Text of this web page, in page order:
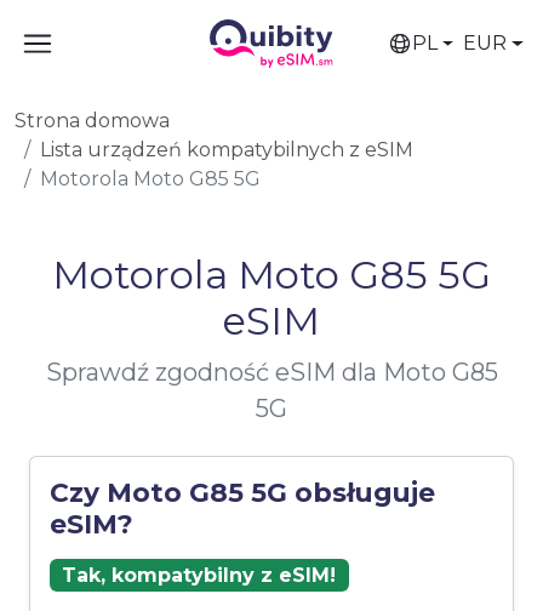
PL EUR
Strona domowa
Lista urządzeń kompatybilnych z eSIM
Motorola Moto G85 5G
Motorola Moto G85 5G
eSIM
Sprawdź zgodność eSIM dla Moto G85
5G
Czy Moto G85 5G obsługuje
eSIM?
Tak, kompatybilny z eSIM!